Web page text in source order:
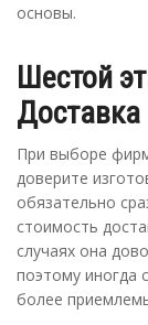
основы.
Шестой
Доставка
При выборе
доверите
обязательно
стоимость
случаях она
поэтому иногда
более